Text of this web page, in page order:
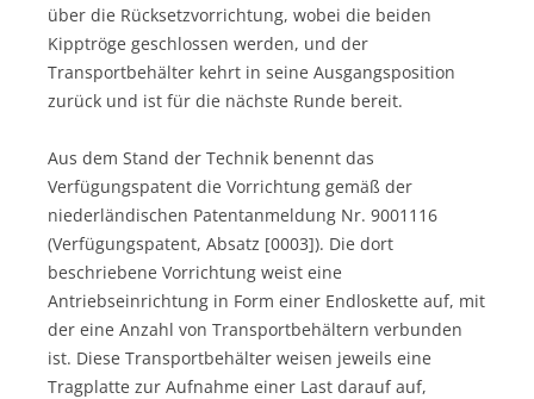
über die Rücksetzvorrichtung, wobei die beiden
Kipptröge geschlossen werden, und der
Transportbehälter kehrt in seine Ausgangsposition
zurück und ist für die nächste Runde bereit.
Aus dem Stand der Technik benennt das
Verfügungspatent die Vorrichtung gemäß der
niederländischen Patentanmeldung Nr. 9001116
(Verfügungspatent, Absatz [0003]). Die dort
beschriebene Vorrichtung weist eine
Antriebseinrichtung in Form einer Endloskette auf, mit
der eine Anzahl von Transportbehältern verbunden
ist. Diese Transportbehälter weisen jeweils eine
Tragplatte zur Aufnahme einer Last darauf auf,